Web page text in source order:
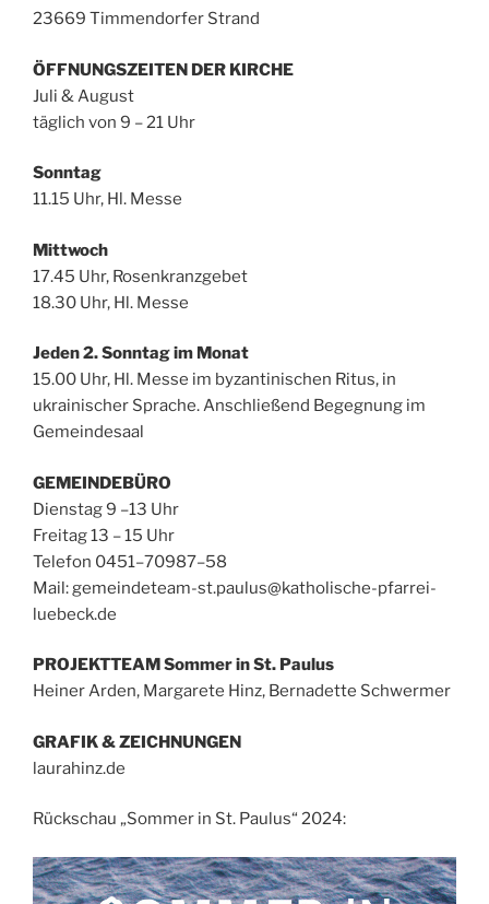
23669 Timmendorfer Strand
ÖFFNUNGSZEITEN DER KIRCHE
Juli & August
täglich von 9 – 21 Uhr
Sonntag
11.15 Uhr, Hl. Messe
Mittwoch
17.45 Uhr, Rosenkranzgebet
18.30 Uhr, Hl. Messe
Jeden 2. Sonntag im Monat
15.00 Uhr, Hl. Messe im byzantinischen Ritus, in
ukrainischer Sprache. Anschließend Begegnung im
Gemeindesaal
GEMEINDEBÜRO
Dienstag 9 –13 Uhr
Freitag 13 – 15 Uhr
Telefon 0451–70987–58
Mail:gemeindeteam-st.paulus@katholische-pfarrei-
luebeck.de
PROJEKTTEAMSommer in St. Paulus
Heiner Arden, Margarete Hinz, Bernadette Schwermer
GRAFIK & ZEICHNUNGEN
laurahinz.de
Rückschau „Sommer in St. Paulus“ 2024: